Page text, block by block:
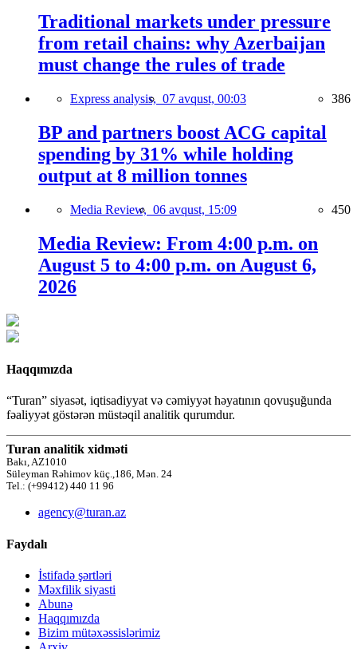
Traditional markets under pressure
from retail chains: why Azerbaijan
must change the rules of trade
Express analysis, 07 avqust, 00:03 386
BP and partners boost ACG capital
spending by 31% while holding
output at 8 million tonnes
Media Review, 06 avqust, 15:09 450
Media Review: From 4:00 p.m. on
August 5 to 4:00 p.m. on August 6,
2026
Haqqımızda
“Turan” siyasət, iqtisadiyyat və cəmiyyət həyatının qovuşuğunda
fəaliyyət göstərən müstəqil analitik qurumdur.
Turan analitik xidməti
Bakı, AZ1010
Süleyman Rəhimov küç.,186, Mən. 24
Tel.: (+99412) 440 11 96
agency@turan.az
Faydalı
İstifadə şərtləri
Məxfilik siyasti
Abunə
Haqqımızda
Bizim mütəxəssislərimiz